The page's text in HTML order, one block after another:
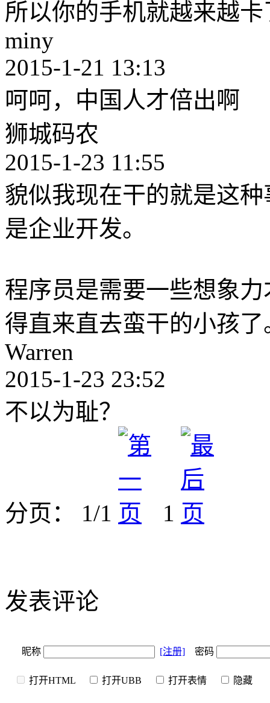
所以你的手机就越来越卡
miny
2015-1-21 13:13
呵呵，中国人才倍出啊
狮城码农
2015-1-23 11:55
貌似我现在干的就是这
是企业开发。
程序员是需要一些想象
得直来直去蛮干的小孩了
Warren
2015-1-23 23:52
不以为耻？
分页： 1/1 1
发表评论
昵称 [注册] 密码
打开HTML 打开UBB 打开表情 隐